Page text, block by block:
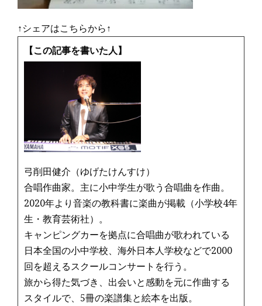
↑シェアはこちらから↑
【この記事を書いた人】
弓削田健介（ゆげたけんすけ）
合唱作曲家。主に小中学生が歌う合唱曲を作曲。
2020年より音楽の教科書に楽曲が掲載（小学校4年
生・教育芸術社）。
キャンピングカーを拠点に合唱曲が歌われている
日本全国の小中学校、海外日本人学校などで2000
回を超えるスクールコンサートを行う。
旅から得た気づき、出会いと感動を元に作曲する
スタイルで、5冊の楽譜集と絵本を出版。